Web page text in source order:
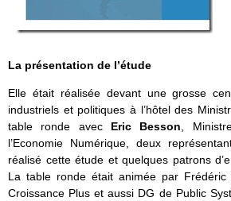
La présentation de l’étude
Elle était réalisée devant une grosse
industriels et politiques à l’hôtel des
table ronde avec Eric Besson,
l’Economie Numérique, deux
réalisé cette étude et quelques patrons
La table ronde était animée par
Croissance Plus et aussi DG de Public